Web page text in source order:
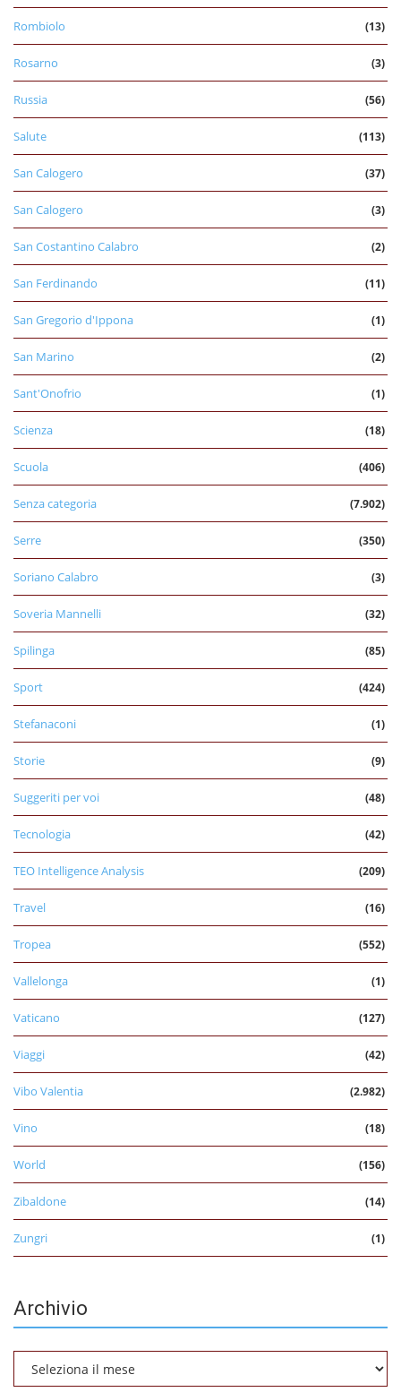
Rombiolo (13)
Rosarno (3)
Russia (56)
Salute (113)
San Calogero (37)
San Calogero (3)
San Costantino Calabro (2)
San Ferdinando (11)
San Gregorio d'Ippona (1)
San Marino (2)
Sant'Onofrio (1)
Scienza (18)
Scuola (406)
Senza categoria (7.902)
Serre (350)
Soriano Calabro (3)
Soveria Mannelli (32)
Spilinga (85)
Sport (424)
Stefanaconi (1)
Storie (9)
Suggeriti per voi (48)
Tecnologia (42)
TEO Intelligence Analysis (209)
Travel (16)
Tropea (552)
Vallelonga (1)
Vaticano (127)
Viaggi (42)
Vibo Valentia (2.982)
Vino (18)
World (156)
Zibaldone (14)
Zungri (1)
Archivio